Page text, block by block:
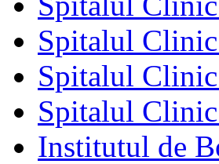
Spitalul
Spitalul
Spitalul
Institutul de